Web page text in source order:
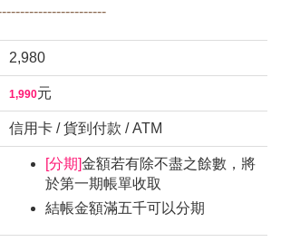
2,980
1,990元
信用卡 / 貨到付款 / ATM
[分期]金額若有除不盡之餘數，將
於第一期帳單收取
結帳金額滿五千可以分期